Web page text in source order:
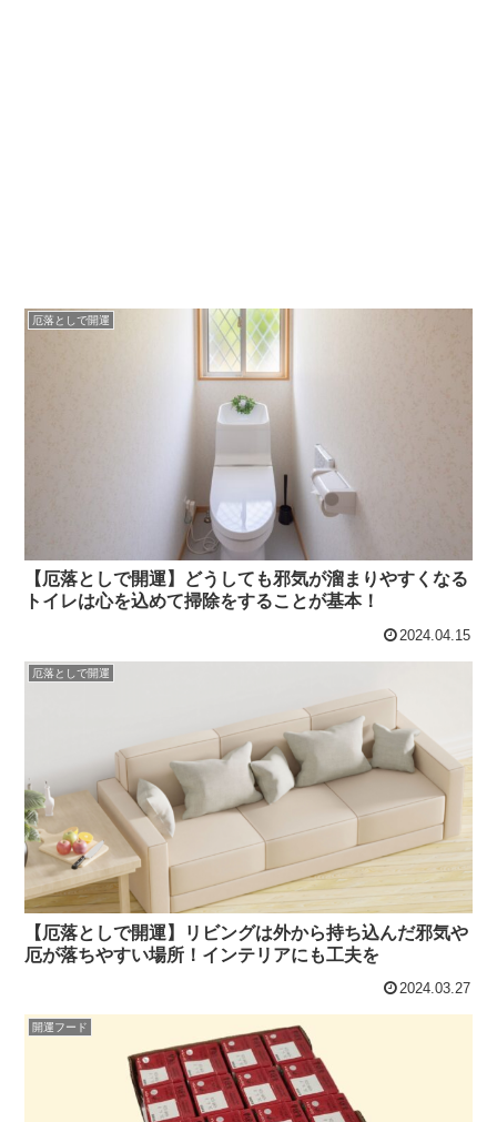
厄落としで開運
【厄落としで開運】どうしても邪気が溜まりやすくなる
トイレは心を込めて掃除をすることが基本！
2024.04.15
厄落としで開運
【厄落としで開運】リビングは外から持ち込んだ邪気や
厄が落ちやすい場所！インテリアにも工夫を
2024.03.27
開運フード